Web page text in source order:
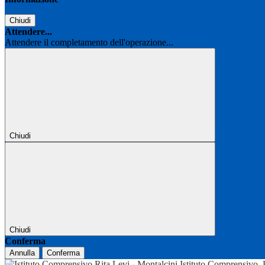
Chiudi
Attendere...
Attendere il completamento dell'operazione...
Chiudi
Chiudi
Conferma
Annulla Conferma